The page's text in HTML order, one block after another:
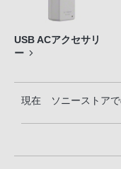
USB ACアクセサリ
ー
現在 ソニーストアで